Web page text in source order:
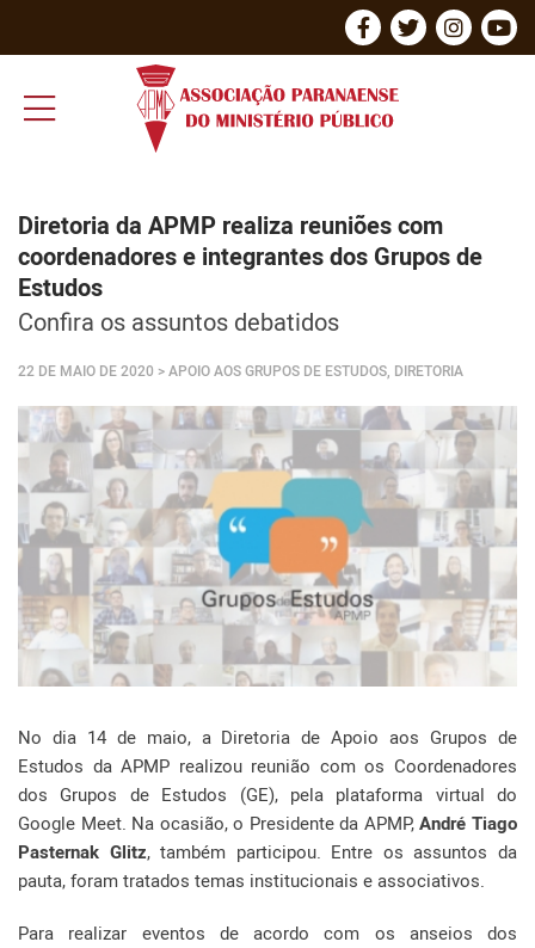
Diretoria da APMP realiza reuniões com
coordenadores e integrantes dos Grupos de
Estudos
Confira os assuntos debatidos
22 DE MAIO DE 2020 > APOIO AOS GRUPOS DE ESTUDOS, DIRETORIA
No dia 14 de maio, a Diretoria de Apoio aos Grupos de
Estudos da APMP realizou reunião com os Coordenadores
dos Grupos de Estudos (GE), pela plataforma virtual do
Google Meet. Na ocasião, o Presidente da APMP,André Tiago
Pasternak Glitz, também participou. Entre os assuntos da
pauta, foram tratados temas institucionais e associativos.
Para realizar eventos de acordo com os anseios dos